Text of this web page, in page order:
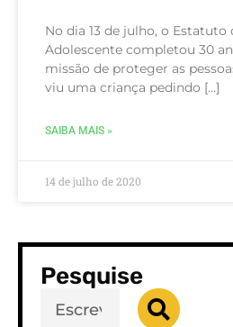
No dia 13 de julho, o Estatuto
Adolescente completou 30
missão de proteger as
viu uma criança pedindo […]
SAIBA MAIS »
14 de julho de 2020
Pesquise